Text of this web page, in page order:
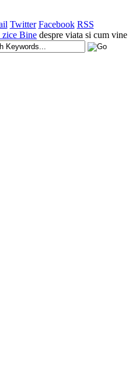
Twitter Facebook RSS
Bine despre viata si cum vine